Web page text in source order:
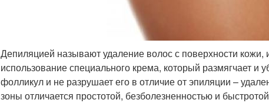
Депиляцией называют удаление волос с поверхности
использование специального крема, который размягчает и
фолликул и не разрушает его в отличие от эпиляции –
зоны отличается простотой, безболезненностью и